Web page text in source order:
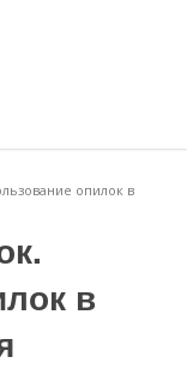
опилок в
в